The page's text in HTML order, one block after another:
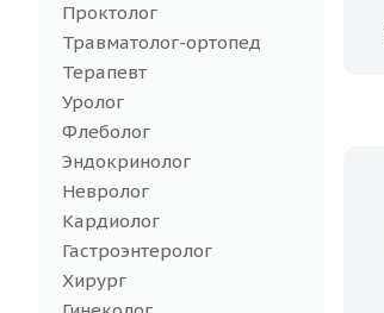
Проктолог
Травматолог-ортопед
Терапевт
Уролог
Флеболог
Эндокринолог
Невролог
Кардиолог
Гастроэнтеролог
Хирург